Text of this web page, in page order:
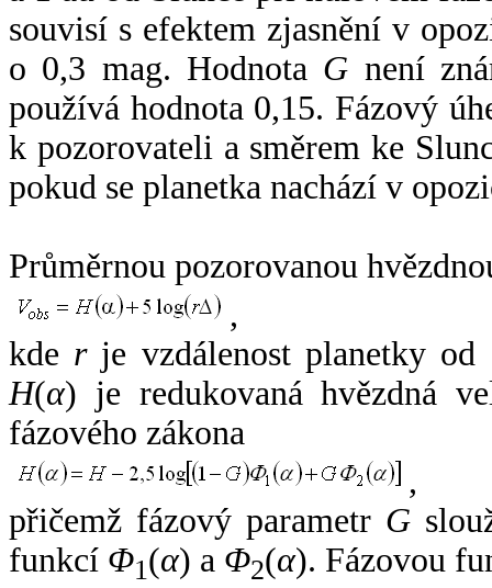
souvisí s efektem zjasnění v
o 0,3 mag. Hodnota G není
používá hodnota 0,15. Fázový
k pozorovateli a směrem ke
pokud se planetka nachází v
Průměrnou pozorovanou
,
kde rje vzdálenost planetky od
H(α) je redukovaná hvězdná
fázového zákona
,
přičemž fázový parametr G
funkcí Φ1(α) a Φ2(α). Fázovou